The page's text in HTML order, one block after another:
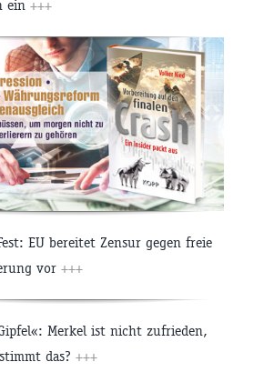
ein +++
EU bereitet Zensur gegen freie
vor +++
Merkel ist nicht zufrieden,
das? +++